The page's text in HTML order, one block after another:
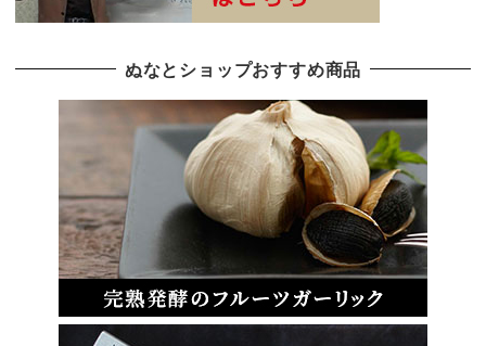
ぬなとショップおすすめ商品